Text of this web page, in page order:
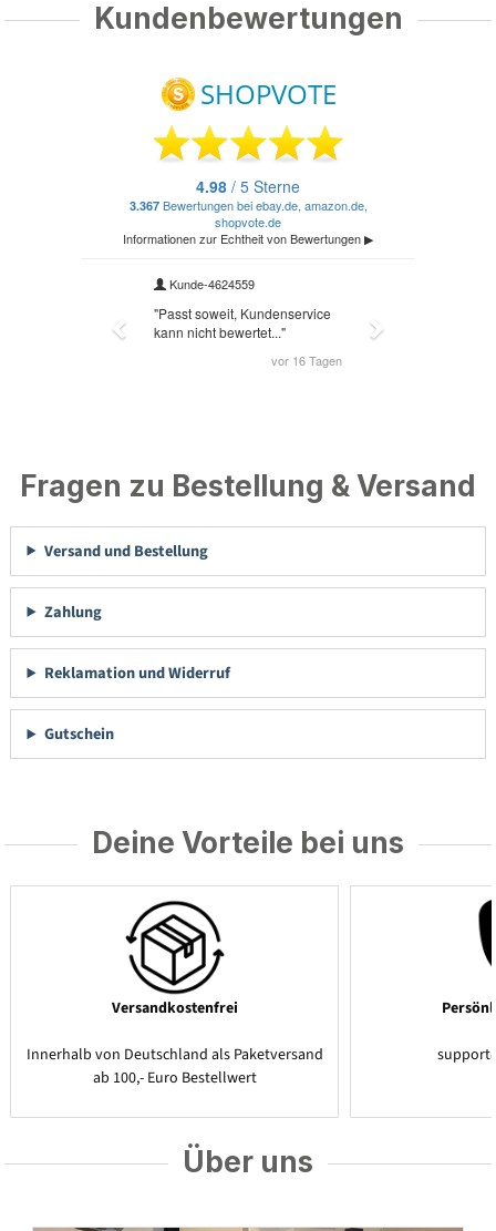
Kundenbewertungen
Fragen zu Bestellung & Versand
Versand und Bestellung
Zahlung
Reklamation und Widerruf
Gutschein
Deine Vorteile bei uns
Versandkostenfrei
Innerhalb von Deutschland als Paketversand
ab 100,- Euro Bestellwert
Über uns